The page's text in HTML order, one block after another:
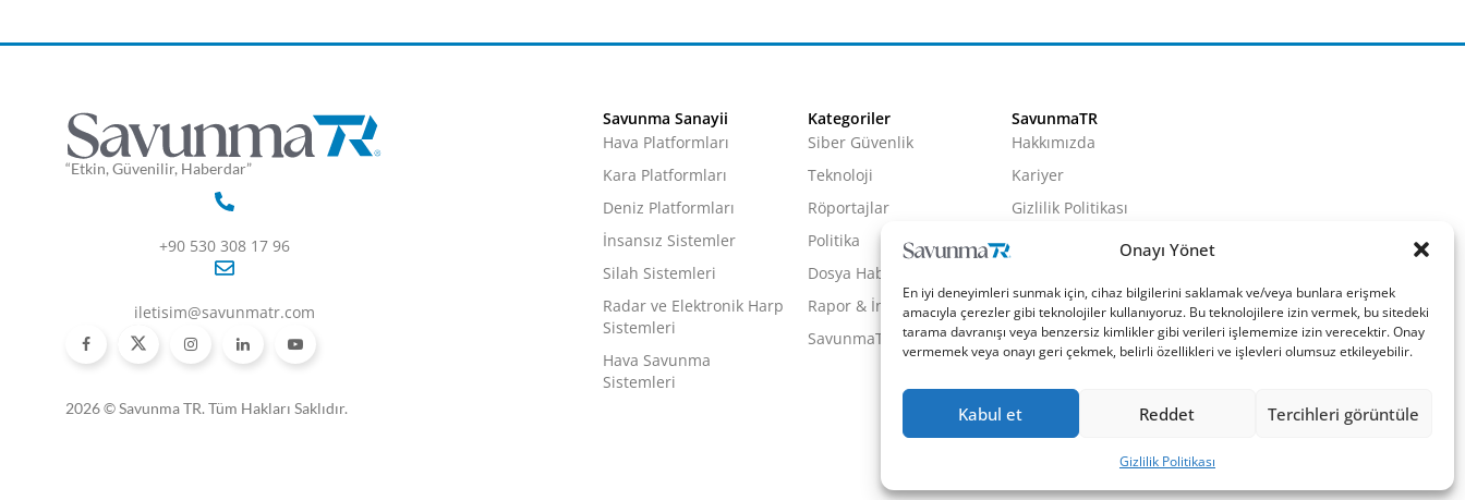
Onayı Yönet
En iyi deneyimleri sunmak için, cihaz bilgilerini saklamak ve/veya bunlara erişmek
amacıyla çerezler gibi teknolojiler kullanıyoruz. Bu teknolojilere izin vermek, bu sitedeki
tarama davranışı veya benzersiz kimlikler gibi verileri işlememize izin verecektir. Onay
vermemek veya onayı geri çekmek, belirli özellikleri ve işlevleri olumsuz etkileyebilir.
Kabul et Reddet Tercihleri görüntüle
Gizlilik Politikası
“Etkin, Güvenilir, Haberdar”
+90 530 308 17 96
iletisim@savunmatr.com
2026 © Savunma TR. Tüm Hakları Saklıdır.
Savunma Sanayii
Hava Platformları
Kara Platformları
Deniz Platformları
İnsansız Sistemler
Silah Sistemleri
Radar ve Elektronik Harp
Sistemleri
Hava Savunma
Sistemleri
Kategoriler
Siber Güvenlik
Teknoloji
Röportajlar
Politika
Dosya Haber
Rapor & İnfografik
SavunmaTR Plus
SavunmaTR
Hakkımızda
Kariyer
Gizlilik Politikası